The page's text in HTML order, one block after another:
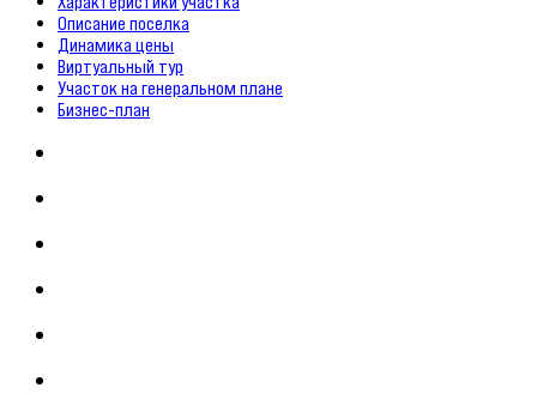
Описание поселка
Динамика цены
Виртуальный тур
Участок на генеральном плане
Бизнес-план